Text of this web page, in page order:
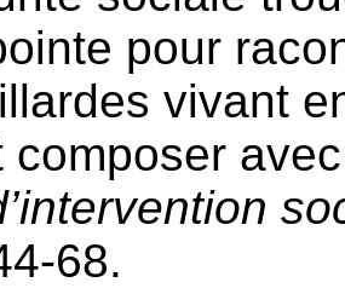
pour
vivant
composer
68.